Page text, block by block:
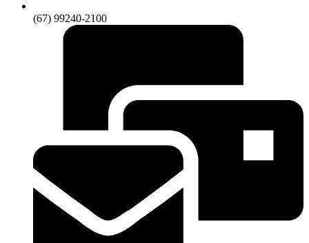
(67) 99240-2100